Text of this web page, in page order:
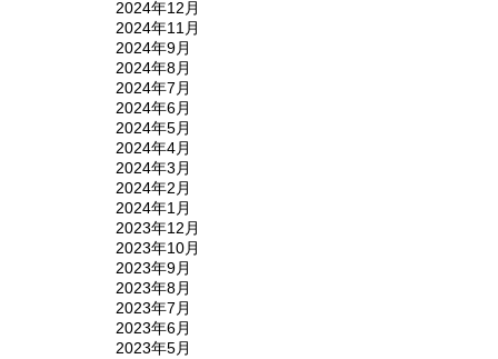
2024年12月
2024年11月
2024年9月
2024年8月
2024年7月
2024年6月
2024年5月
2024年4月
2024年3月
2024年2月
2024年1月
2023年12月
2023年10月
2023年9月
2023年8月
2023年7月
2023年6月
2023年5月